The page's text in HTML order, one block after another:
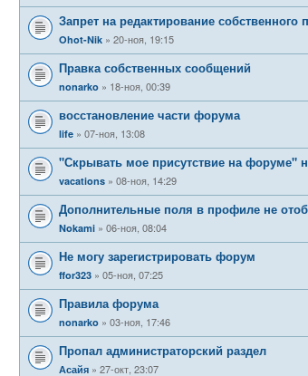
Запрет на редактирование собственного
Ohot-Nik 20-ноя, 19:15
Правка собственных сообщений
nonarko 18-ноя, 00:39
восстановление части форума
life 07-ноя, 13:08
"Скрывать мое присутствие на форуме"
vacations 08-ноя, 14:29
Дополнительные поля в профиле не
Nokami 06-ноя, 08:04
Не могу зарегистрировать форум
ffor323 05-ноя, 07:25
Правила форума
nonarko 03-ноя, 17:46
Пропал администраторский раздел
Асайя 27-окт, 23:07